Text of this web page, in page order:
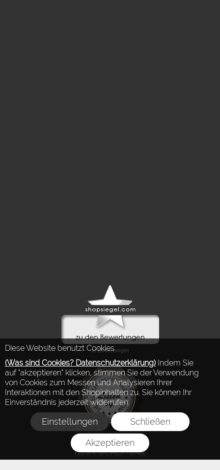
Diese Website benutzt Cookies.
(Was sind Cookies? Datenschutzerklärung) Indem Sie
auf "akzeptieren" klicken, stimmen Sie der Verwendung
von Cookies zum Messen und Analysieren Ihrer
Interaktionen mit den Shopinhalten zu. Sie können Ihr
Einverständnis jederzeit widerrufen.
Einstellungen Schließen
Akzeptieren
FLOW® SHOPSOFTWARE